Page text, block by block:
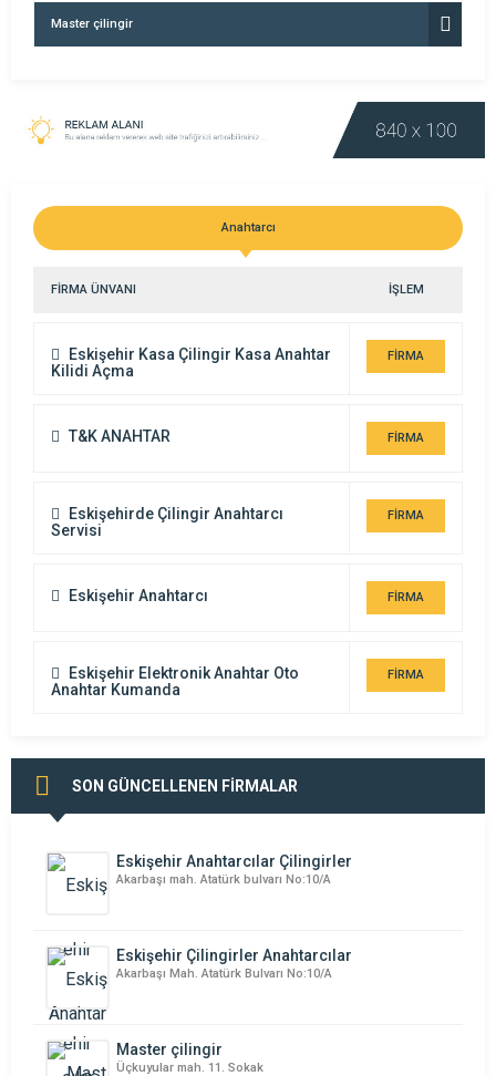
Master çilingir
Anahtarcı
FİRMA ÜNVANI İŞLEM
Eskişehir Kasa Çilingir Kasa Anahtar
Kilidi Açma
FİRMA
T&K ANAHTAR FİRMA
Eskişehirde Çilingir Anahtarcı
Servisi
FİRMA
Eskişehir Anahtarcı FİRMA
Eskişehir Elektronik Anahtar Oto
Anahtar Kumanda
FİRMA
SON GÜNCELLENEN FİRMALAR
Eskişehir Anahtarcılar Çilingirler
Akarbaşı mah. Atatürk bulvarı No:10/A
Eskişehir Çilingirler Anahtarcılar
Akarbaşı Mah. Atatürk Bulvarı No:10/A
Master çilingir
Üçkuyular mah. 11. Sokak